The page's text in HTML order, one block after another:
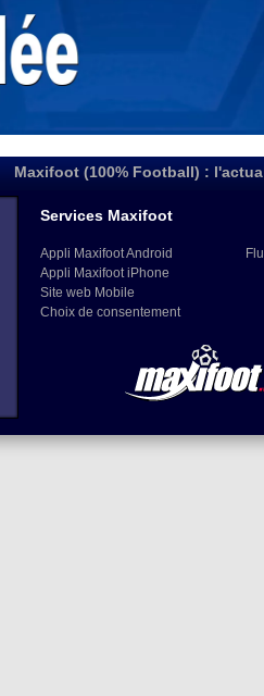
Maxifoot (100% Football) :
Services Maxifoot
Appli Maxifoot Android
Appli Maxifoot iPhone
Site web Mobile
Choix de consentement